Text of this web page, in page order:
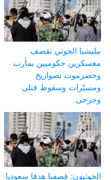
مليشيا الحوثي تقصف
معسكرين حكوميين بمأرب
وحضرموت بصواريخ
ومسيّرات وسقوط قتلى
وجرحى
الحوثيون: قصفنا هدفا سعوديا